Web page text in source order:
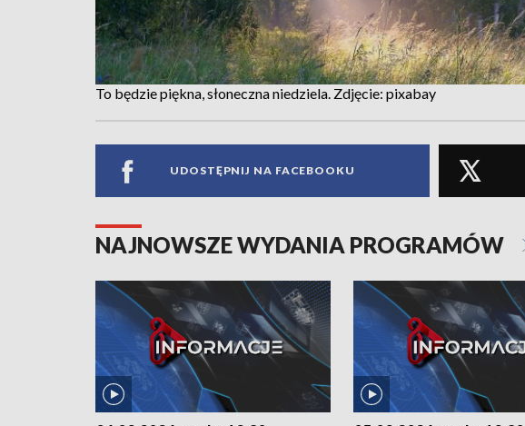
To będzie piękna, słoneczna niedziela. Zdjęcie: pixabay
UDOSTĘPNIJ NA FACEBOOKU
NAJNOWSZE WYDANIA PROGRAMÓW